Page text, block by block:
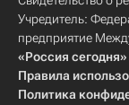
Учредитель:
предприятие
«Россия сегодня»
Правила
Политика